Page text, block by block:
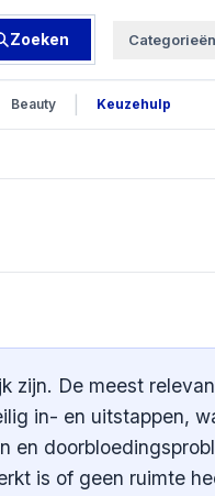
Zoeken Categorieën
Beauty Keuzehulp
zijn. De meest
in- en uitstappen,
en
is of geen ruimte